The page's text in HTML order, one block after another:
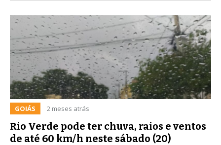
GOIÁS 2 meses atrás
Rio Verde pode ter chuva, raios e ventos
de até 60 km/h neste sábado (20)